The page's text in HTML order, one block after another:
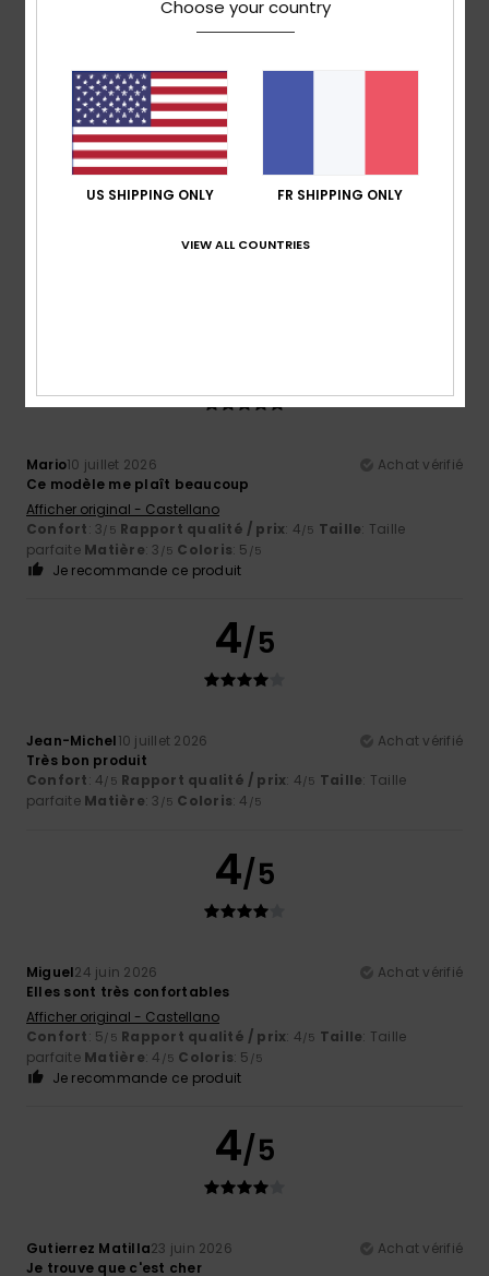
Je recommande ce produit
5
13 juillet 2026
Achat vérifié
Rapport qualité / prix: 5/5
Mario10 juillet 2026
Achat vérifié
Ce modèle me plaît beaucoup
Afficher original - Castellano
Confort: 3/5 Rapport qualité / prix: 4/5 Taille: Taille
parfaite Matière: 3 /5 Coloris: 5 /5
Je recommande ce produit
4/5
Jean-Michel10 juillet 2026
Achat vérifié
Très bon produit
Confort: 4/5 Rapport qualité / prix: 4/5 Taille: Taille
parfaite Matière: 3 /5 Coloris: 4 /5
4/5
Miguel24 juin 2026
Achat vérifié
Elles sont très confortables
Afficher original - Castellano
Confort: 5/5 Rapport qualité / prix: 4/5 Taille: Taille
parfaite Matière: 4 /5 Coloris: 5 /5
Je recommande ce produit
4/5
Gutierrez Matilla23 juin 2026
Achat vérifié
Je trouve que c'est cher
Choose your country
US SHIPPING ONLY FR SHIPPING ONLY
VIEW ALL COUNTRIES